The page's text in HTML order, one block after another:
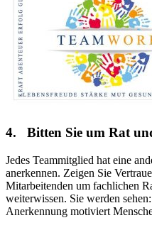
4. Bitten Sie um Rat
Jedes Teammitglied hat eine
anerkennen. Zeigen Sie
Mitarbeitenden um fachlichen
weiterwissen. Sie werden
Anerkennung motiviert